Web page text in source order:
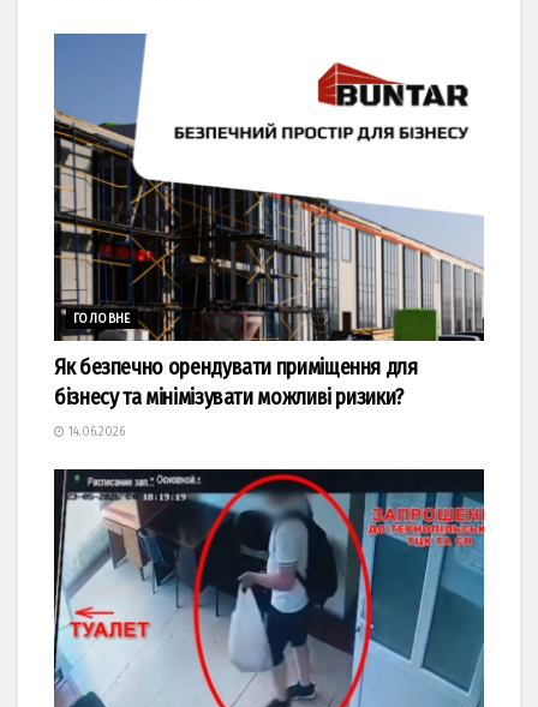
ГОЛОВНЕ
Як безпечно орендувати приміщення для
бізнесу та мінімізувати можливі ризики?
14.06.2026